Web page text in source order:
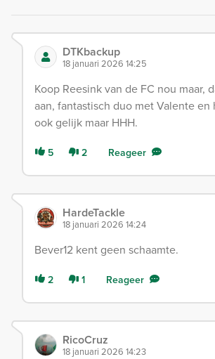
DTKbackup
18 januari 2026 14:25
Koop Reesink van de FC nou maar,
aan, fantastisch duo met Valente en
ook gelijk maar HHH.
5 2 Reageer
HardeTackle
18 januari 2026 14:24
Bever12 kent geen schaamte.
2 1 Reageer
RicoCruz
18 januari 2026 14:23